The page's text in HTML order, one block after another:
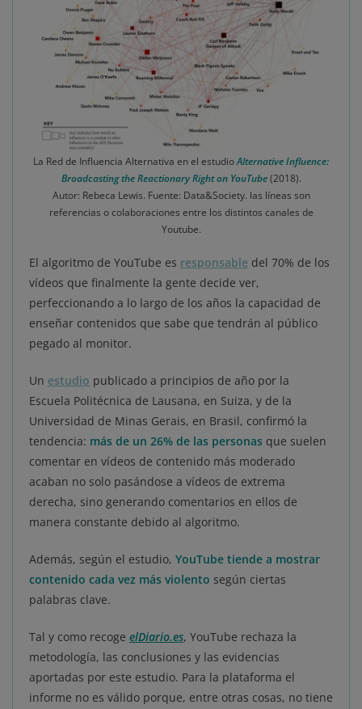
La Red de Influencia Alternativa en el estudioAlternative Inﬂuence:
Broadcasting the Reactionary Right on YouTube(2018).
Autor: Rebeca Lewis. Fuente: Data&Society. las líneas son
referencias o colaboraciones entre los distintos canales de
Youtube.
El algoritmo de YouTube es responsable del 70% de los
vídeos que finalmente la gente decide ver,
perfeccionando a lo largo de los años la capacidad de
enseñar contenidos que sabe que tendrán al público
pegado al monitor.
Un estudio publicado a principios de año por la
Escuela Politécnica de Lausana, en Suiza, y de la
Universidad de Minas Gerais, en Brasil, confirmó la
tendencia: más de un 26% de las personas que suelen
comentar en vídeos de contenido más moderado
acaban no solo pasándose a vídeos de extrema
derecha, sino generando comentarios en ellos de
manera constante debido al algoritmo.
Además, según el estudio, YouTube tiende a mostrar
contenido cada vez más violento según ciertas
palabras clave.
Tal y como recoge elDiario.es, YouTube rechaza la
metodología, las conclusiones y las evidencias
aportadas por este estudio. Para la plataforma el
informe no es válido porque, entre otras cosas, no tiene